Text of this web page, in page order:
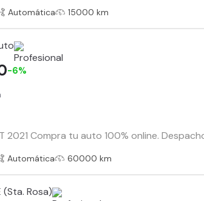
Automática 15000 km
2021 Compra tu auto 100% online.
-6%
Automática 60000 km
(Sta. Rosa)